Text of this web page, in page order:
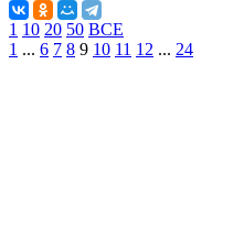
1 10 20 50 ВСЕ
1 ... 6 7 8 9 10 11 12 ... 24